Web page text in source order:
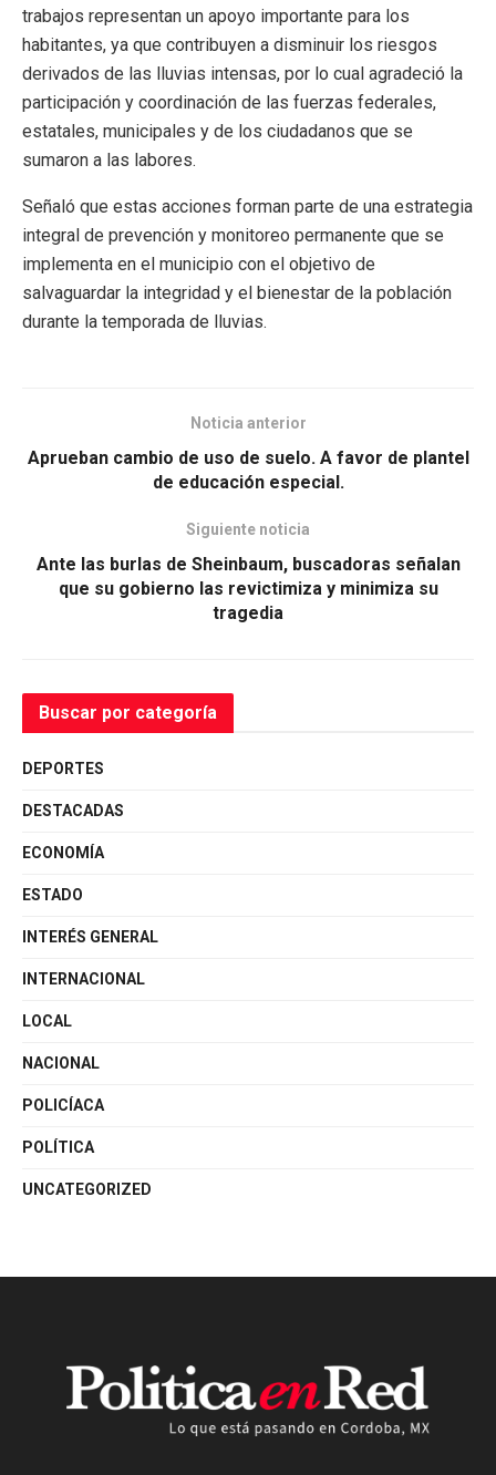
trabajos representan un apoyo importante para los
habitantes, ya que contribuyen a disminuir los riesgos
derivados de las lluvias intensas, por lo cual agradeció la
participación y coordinación de las fuerzas federales,
estatales, municipales y de los ciudadanos que se
sumaron a las labores.
Señaló que estas acciones forman parte de una estrategia
integral de prevención y monitoreo permanente que se
implementa en el municipio con el objetivo de
salvaguardar la integridad y el bienestar de la población
durante la temporada de lluvias.
Noticia anterior
Aprueban cambio de uso de suelo. A favor de plantel
de educación especial.
Siguiente noticia
Ante las burlas de Sheinbaum, buscadoras señalan
que su gobierno las revictimiza y minimiza su
tragedia
Buscar por categoría
DEPORTES
DESTACADAS
ECONOMÍA
ESTADO
INTERÉS GENERAL
INTERNACIONAL
LOCAL
NACIONAL
POLICÍACA
POLÍTICA
UNCATEGORIZED